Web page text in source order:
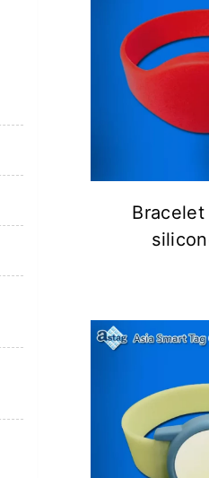
Bracelet